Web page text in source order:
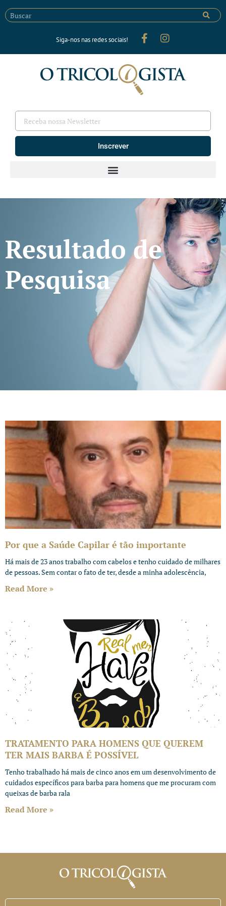
Siga-nos nas redes sociais!
Inscrever
Resultado de
Pesquisa
Por que a Saúde Capilar é tão importante
Há mais de 23 anos trabalho com cabelos e tenho cuidado de milhares
de pessoas. Sem contar o fato de ter, desde a minha adolescência,
Read More »
TRATAMENTO PARA HOMENS QUE QUEREM
TER MAIS BARBA É POSSÍVEL
Tenho trabalhado há mais de cinco anos em um desenvolvimento de
cuidados específicos para barba para homens que me procuram com
queixas de barba rala
Read More »